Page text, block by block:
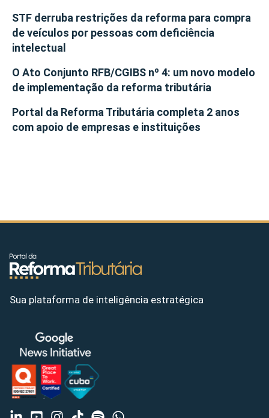
STF derruba restrições da reforma para compra
de veículos por pessoas com deficiência
intelectual
O Ato Conjunto RFB/CGIBS nº 4: um novo modelo
de implementação da reforma tributária
Portal da Reforma Tributária completa 2 anos
com apoio de empresas e instituições
Sua plataforma de inteligência estratégica